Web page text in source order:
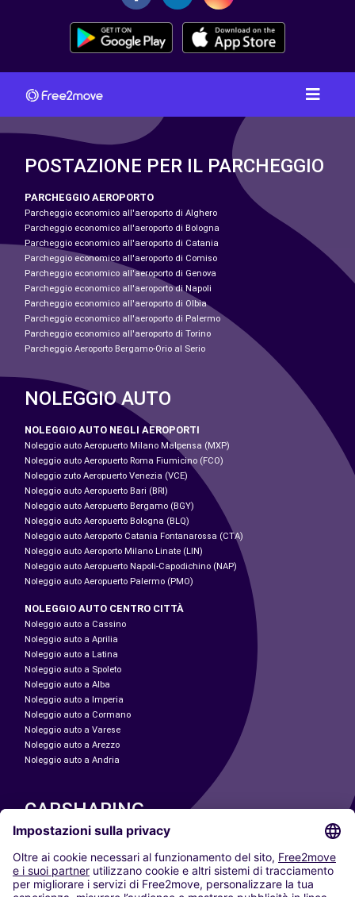
POSTAZIONE PER IL PARCHEGGIO
PARCHEGGIO AEROPORTO
Parcheggio economico all'aeroporto di Alghero
Parcheggio economico all'aeroporto di Bologna
Parcheggio economico all'aeroporto di Catania
Parcheggio economico all'aeroporto di Comiso
Parcheggio economico all'aeroporto di Genova
Parcheggio economico all'aeroporto di Napoli
Parcheggio economico all'aeroporto di Olbia
Parcheggio economico all'aeroporto di Palermo
Parcheggio economico all'aeroporto di Torino
Parcheggio Aeroporto Bergamo-Orio al Serio
NOLEGGIO AUTO
NOLEGGIO AUTO NEGLI AEROPORTI
Noleggio auto Aeropuerto Milano Malpensa (MXP)
Noleggio auto Aeropuerto Roma Fiumicino (FCO)
Noleggio zuto Aeropuerto Venezia (VCE)
Noleggio auto Aeropuerto Bari (BRI)
Noleggio auto Aeropuerto Bergamo (BGY)
Noleggio auto Aeropuerto Bologna (BLQ)
Noleggio auto Aeroporto Catania Fontanarossa (CTA)
Noleggio auto Aeroporto Milano Linate (LIN)
Noleggio auto Aeropuerto Napoli-Capodichino (NAP)
Noleggio auto Aeropuerto Palermo (PMO)
NOLEGGIO AUTO CENTRO CITTÀ
Noleggio auto a Cassino
Noleggio auto a Aprilia
Noleggio auto a Latina
Noleggio auto a Spoleto
Noleggio auto a Alba
Noleggio auto a Imperia
Noleggio auto a Cormano
Noleggio auto a Varese
Noleggio auto a Arezzo
Noleggio auto a Andria
CARSHARING
LE NOSTRE CITTÀ
Paris
Madrid
Washington DC